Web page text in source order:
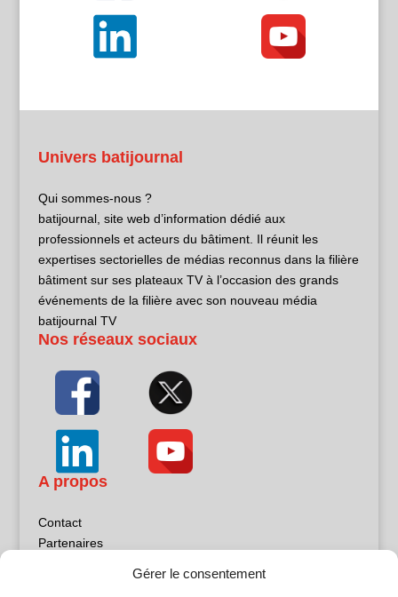
Gérer le consentement
Univers batijournal
Qui sommes-nous ?
batijournal, site web d’information dédié aux
professionnels et acteurs du bâtiment. Il réunit les
expertises sectorielles de médias reconnus dans la filière
bâtiment sur ses plateaux TV à l’occasion des grands
événements de la filière avec son nouveau média
batijournal TV
Nos réseaux sociaux
A propos
Contact
Partenaires